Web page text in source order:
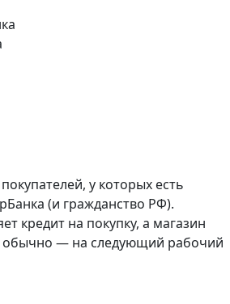
у которых есть
(и гражданство РФ).
кредит на покупку, а магазин
обычно — на следующий рабочий